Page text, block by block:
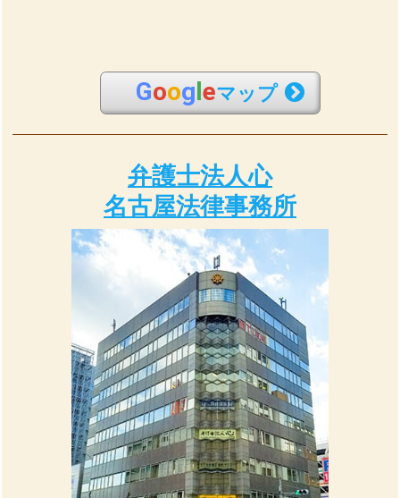
Goog leマップ
弁護士法人心
名古屋法律事務所